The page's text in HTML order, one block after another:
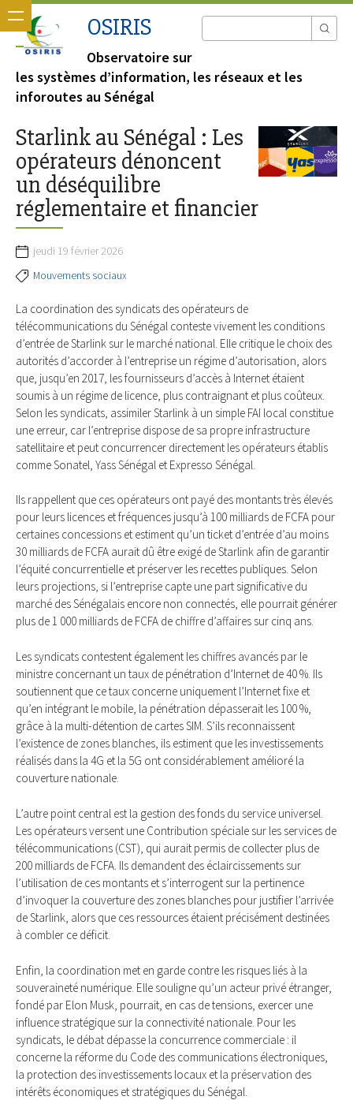
OSIRIS
Observatoire sur
les systèmes d’information, les réseaux et les
inforoutes au Sénégal
Starlink au Sénégal : Les
opérateurs dénoncent
un déséquilibre
réglementaire et financier
jeudi 19 février 2026
Mouvements sociaux
La coordination des syndicats des opérateurs de
télécommunications du Sénégal conteste vivement les conditions
d’entrée de Starlink sur le marché national. Elle critique le choix des
autorités d’accorder à l’entreprise un régime d’autorisation, alors
que, jusqu’en 2017, les fournisseurs d’accès à Internet étaient
soumis à un régime de licence, plus contraignant et plus coûteux.
Selon les syndicats, assimiler Starlink à un simple FAI local constitue
une erreur, car l’entreprise dispose de sa propre infrastructure
satellitaire et peut concurrencer directement les opérateurs établis
comme Sonatel, Yass Sénégal et Expresso Sénégal.
Ils rappellent que ces opérateurs ont payé des montants très élevés
pour leurs licences et fréquences jusqu’à 100 milliards de FCFA pour
certaines concessions et estiment qu’un ticket d’entrée d’au moins
30 milliards de FCFA aurait dû être exigé de Starlink afin de garantir
l’équité concurrentielle et préserver les recettes publiques. Selon
leurs projections, si l’entreprise capte une part significative du
marché des Sénégalais encore non connectés, elle pourrait générer
plus de 1 000 milliards de FCFA de chiffre d’affaires sur cinq ans.
Les syndicats contestent également les chiffres avancés par le
ministre concernant un taux de pénétration d’Internet de 40 %. Ils
soutiennent que ce taux concerne uniquement l’Internet fixe et
qu’en intégrant le mobile, la pénétration dépasserait les 100 %,
grâce à la multi-détention de cartes SIM. S’ils reconnaissent
l’existence de zones blanches, ils estiment que les investissements
réalisés dans la 4G et la 5G ont considérablement amélioré la
couverture nationale.
L’autre point central est la gestion des fonds du service universel.
Les opérateurs versent une Contribution spéciale sur les services de
télécommunications (CST), qui aurait permis de collecter plus de
200 milliards de FCFA. Ils demandent des éclaircissements sur
l’utilisation de ces montants et s’interrogent sur la pertinence
d’invoquer la couverture des zones blanches pour justifier l’arrivée
de Starlink, alors que ces ressources étaient précisément destinées
à combler ce déficit.
Enfin, la coordination met en garde contre les risques liés à la
souveraineté numérique. Elle souligne qu’un acteur privé étranger,
fondé par Elon Musk, pourrait, en cas de tensions, exercer une
influence stratégique sur la connectivité nationale. Pour les
syndicats, le débat dépasse la concurrence commerciale : il
concerne la réforme du Code des communications électroniques,
la protection des investissements locaux et la préservation des
intérêts économiques et stratégiques du Sénégal.